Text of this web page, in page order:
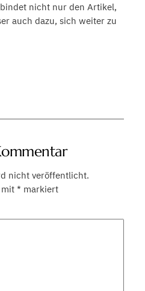
nicht nur den Artikel,
auch dazu, sich weiter zu
nicht veröffentlicht.
* markiert